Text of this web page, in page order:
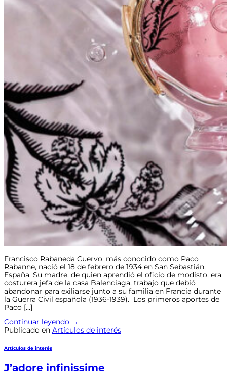
Francisco Rabaneda Cuervo, más conocido como Paco
Rabanne, nació el 18 de febrero de 1934 en San Sebastián,
España. Su madre, de quien aprendió el oficio de modisto, era
costurera jefa de la casa Balenciaga, trabajo que debió
abandonar para exiliarse junto a su familia en Francia durante
la Guerra Civil española (1936-1939). Los primeros aportes de
Paco […]
Continuar leyendo →
Publicado en Artículos de interés
Artículos de interés
J’adore infinissime